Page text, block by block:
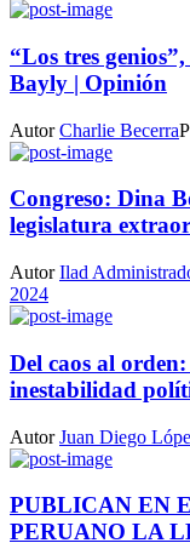
“Los tres
Bayly | Opinión
AutorCharlie Becerra
Congreso: Dina
legislatura
AutorIlad
2024
Del caos al
inestabilidad
AutorJuan Diego
PUBLICAN EN
PERUANO LA